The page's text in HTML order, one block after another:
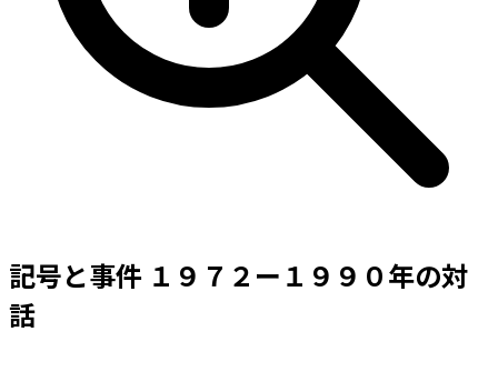
記号と事件 １９７２ー１９９０年の対
話